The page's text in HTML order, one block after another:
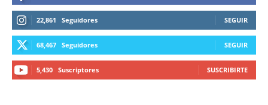
22,861 Seguidores SEGUIR
68,467 Seguidores SEGUIR
5,430 Suscriptores SUSCRIBIRTE